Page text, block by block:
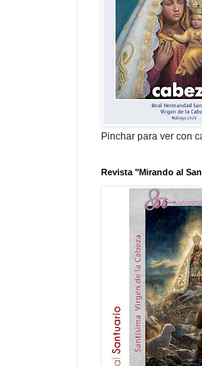
Pinchar para ver con
Revista "Mirando al